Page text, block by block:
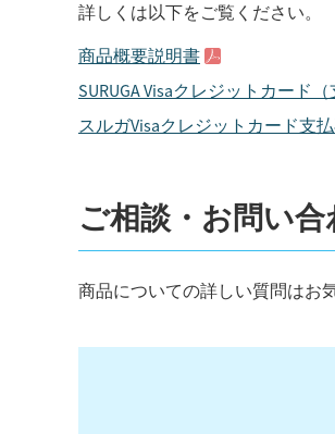
詳しくは以下をご覧ください。
商品概要説明書
SURUGA Visaクレジットカード
スルガVisaクレジットカード支
ご相談・お問い合
商品についての詳しい質問はお